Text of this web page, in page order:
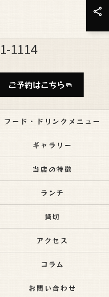
1114
ご予約はこちら
フード・ドリンクメニュー
ギャラリー
当店の特徴
ランチ
貸切
アクセス
コラム
お問い合わせ